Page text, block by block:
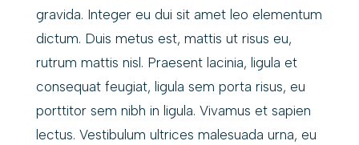
gravida. Integer eu dui sit amet leo elementum
dictum. Duis metus est, mattis ut risus eu,
rutrum mattis nisl. Praesent lacinia, ligula et
consequat feugiat, ligula sem porta risus, eu
porttitor sem nibh in ligula. Vivamus et sapien
lectus. Vestibulum ultrices malesuada urna, eu